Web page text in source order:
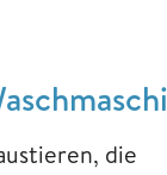
die